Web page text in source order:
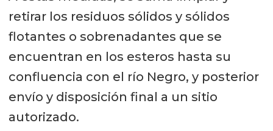
retirar los residuos sólidos y sólidos
flotantes o sobrenadantes que se
encuentran en los esteros hasta su
confluencia con el río Negro, y posterior
envío y disposición final a un sitio
autorizado.